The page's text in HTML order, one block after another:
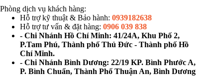
Phòng dịch vụ khách hàng:
Hỗ trợ kỹ thuật & Bảo hành: 0939182638
Hỗ trợ tư vấn & đặt hàng: 0906 039 838
- Chi Nhánh Hồ Chí Minh: 41/24A, Khu Phố 2,
P.Tam Phú, Thành phố Thủ Đức - Thành phố Hồ
Chí Minh.
- Chi Nhánh Bình Dương: 22/19 KP. Bình Phước A,
P. Bình Chuẩn, Thành Phố Thuận An, Bình Dương